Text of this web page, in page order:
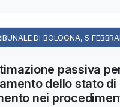
DI BOLOGNA, 5
passiva
dello stato di
nei